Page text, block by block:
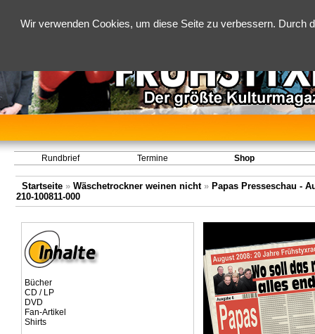
Wir verwenden Cookies, um diese Seite zu verbessern.
Rundbrief Termine Shop
Startseite » Wäschetrockner weinen nicht» Papas Presseschau -
210-100811-000
Bücher
CD / LP
DVD
Fan-Artikel
Shirts